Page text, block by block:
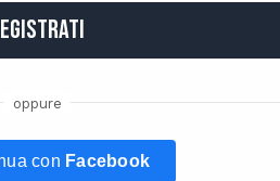
con Facebook
sono